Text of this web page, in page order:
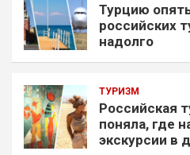
Турцию
российских
надолго
ТУРИЗМ
Российская
поняла, где
экскурсии в